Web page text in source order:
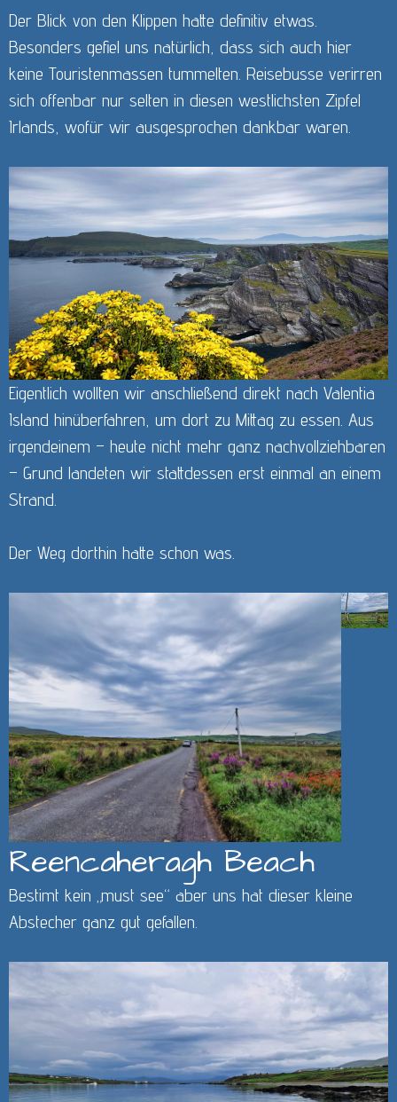
Der Blick von den Klippen hatte definitiv etwas.
Besonders gefiel uns natürlich, dass sich auch hier
keine Touristenmassen tummelten. Reisebusse verirren
sich offenbar nur selten in diesen westlichsten Zipfel
Irlands, wofür wir ausgesprochen dankbar waren.
Eigentlich wollten wir anschließend direkt nach Valentia
Island hinüberfahren, um dort zu Mittag zu essen. Aus
irgendeinem – heute nicht mehr ganz nachvollziehbaren
– Grund landeten wir stattdessen erst einmal an einem
Strand.
Der Weg dorthin hatte schon was.
Reencaheragh Beach
Bestimt kein „must see“ aber uns hat dieser kleine
Abstecher ganz gut gefallen.